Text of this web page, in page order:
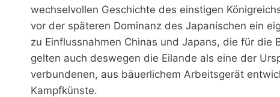
wechselvollen Geschichte des einstigen
vor der späteren Dominanz des Japanischen ein
zu Einflussnahmen Chinas und Japans, die für
gelten auch deswegen die Eilande als eine der
verbundenen, aus bäuerlichem Arbeitsgerät
Kampfkünste.